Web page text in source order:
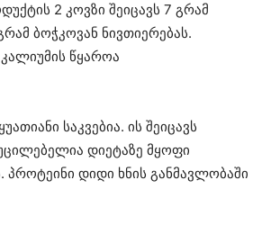
2 კოვზი შეიცავს 7 გრამ
ბოჭკოვან ნივთიერებას.
წყაროა
საკვებია. ის შეიცავს
დიეტაზე მყოფი
პროტეინი დიდი ხნის განმავლობაში